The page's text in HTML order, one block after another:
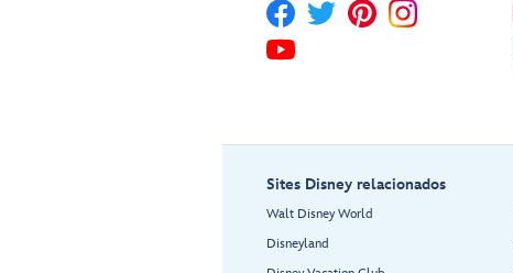
Sites Disney relacionados
Walt Disney World
Disneyland